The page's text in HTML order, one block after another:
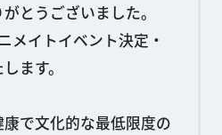
とうございました。
メイトイベント決定・
ます。
で文化的な最低限度の